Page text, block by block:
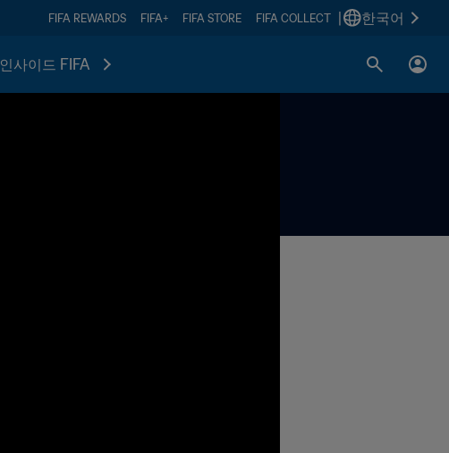
FIFA REWARDS FIFA+ FIFA STORE FIFA COLLECT 한국어
인사이드 FIFA